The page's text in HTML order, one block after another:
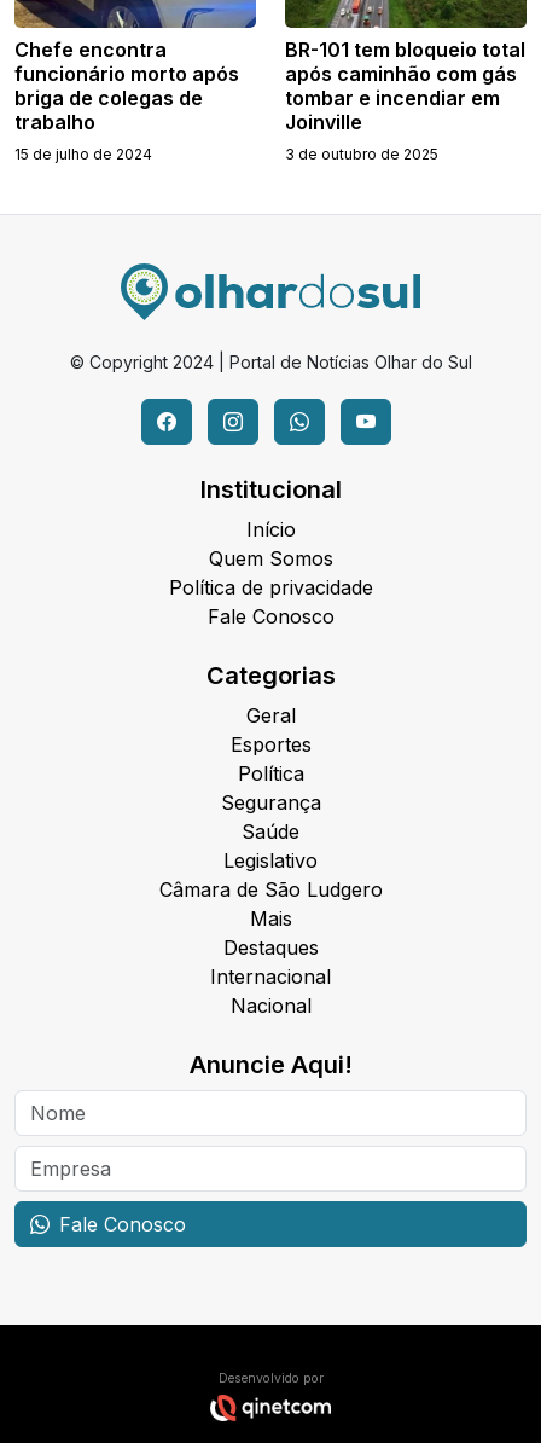
Chefe encontra
funcionário morto após
briga de colegas de
trabalho
15 de julho de 2024
BR-101 tem bloqueio total
após caminhão com gás
tombar e incendiar em
Joinville
3 de outubro de 2025
© Copyright 2024 | Portal de Notícias Olhar do Sul
Institucional
Início
Quem Somos
Política de privacidade
Fale Conosco
Categorias
Geral
Esportes
Política
Segurança
Saúde
Legislativo
Câmara de São Ludgero
Mais
Destaques
Internacional
Nacional
Anuncie Aqui!
Fale Conosco
Desenvolvido por